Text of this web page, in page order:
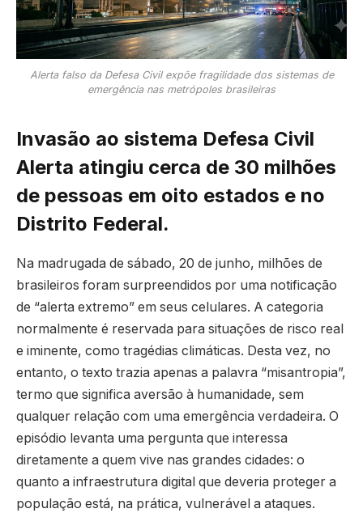
Alerta falso da Defesa Civil expõe fragilidade dos sistemas de
emergência nas metrópoles brasileiras
Invasão ao sistema Defesa Civil
Alerta atingiu cerca de 30 milhões
de pessoas em oito estados e no
Distrito Federal.
Na madrugada de sábado, 20 de junho, milhões de
brasileiros foram surpreendidos por uma notificação
de “alerta extremo” em seus celulares. A categoria
normalmente é reservada para situações de risco real
e iminente, como tragédias climáticas. Desta vez, no
entanto, o texto trazia apenas a palavra “misantropia”,
termo que significa aversão à humanidade, sem
qualquer relação com uma emergência verdadeira. O
episódio levanta uma pergunta que interessa
diretamente a quem vive nas grandes cidades: o
quanto a infraestrutura digital que deveria proteger a
população está, na prática, vulnerável a ataques.